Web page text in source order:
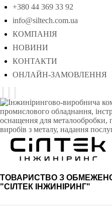
+380 44 369 33 92
info@siltech.com.ua
КОМПАНІЯ
НОВИНИ
КОНТАКТИ
ОНЛАЙН-ЗАМОВЛЕННЯ
ТОВАРИСТВО З
"СІЛТЕК ІНЖИНІРИНГ"